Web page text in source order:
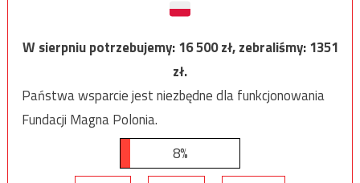
W sierpniu potrzebujemy:16 500zł, zebraliśmy:1351
zł.
Państwa wsparcie jest niezbędne dla funkcjonowania
Fundacji Magna Polonia.
8%